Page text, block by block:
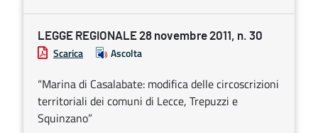
LEGGE REGIONALE 28 novembre 2011, n. 30
Scarica Ascolta
“Marina di Casalabate: modifica delle circoscrizioni
territoriali dei comuni di Lecce, Trepuzzi e
Squinzano”